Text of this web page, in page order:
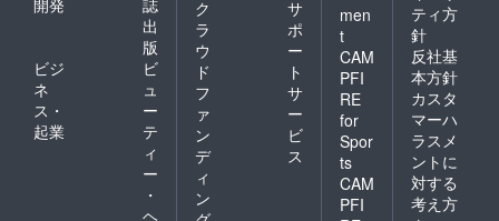
開発
誌
出
版
ビジ
ネ
ス・
起業
ビ
ュ
ー
テ
ィ
ー
・
ヘ
ク
ラ
ウ
ド
フ
ァ
ン
デ
ィ
ン
サ
ポ
ー
ト
サ
ー
ビ
ス
men
t
CAM
PFI
RE
for
Spor
ts
CAM
PFI
ティ方
針
反社基
本方針
カスタ
マーハ
ラスメ
ントに
対する
考え方